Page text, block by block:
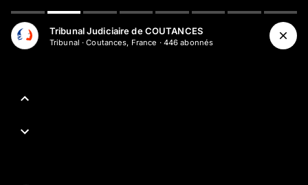
Tribunal Judiciaire de COUTANCES
Tribunal ·Coutances, France · 446 abonnés